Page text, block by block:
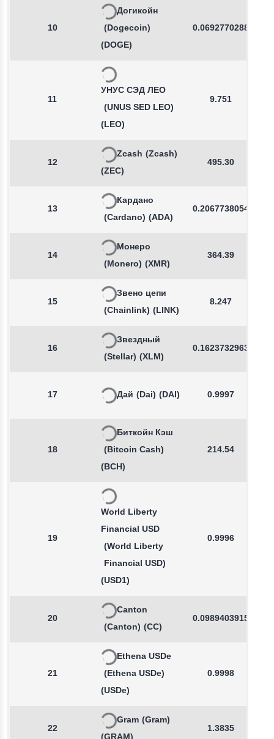
10
Догикойн
(Dogecoin)
(DOGE)
0.0692770288
11
УНУС СЭД ЛЕО
(UNUS SED LEO)
(LEO)
9.751
12
Zcash (Zcash)
(ZEC)
495.30
13
Кардано
(Cardano) (ADA)
0.2067738054
14
Монеро
(Monero) (XMR)
364.39
15
Звено цепи
(Chainlink) (LINK)
8.247
16
Звездный
(Stellar) (XLM)
0.1623732963
17 Дай (Dai) (DAI) 0.9997
18
Биткойн Кэш
(Bitcoin Cash)
(BCH)
214.54
19
World Liberty
Financial USD
(World Liberty
Financial USD)
(USD1)
0.9996
20
Canton
(Canton) (CC)
0.0989403915
21
Ethena USDe
(Ethena USDe)
(USDe)
0.9998
22
Gram (Gram)
1.3835